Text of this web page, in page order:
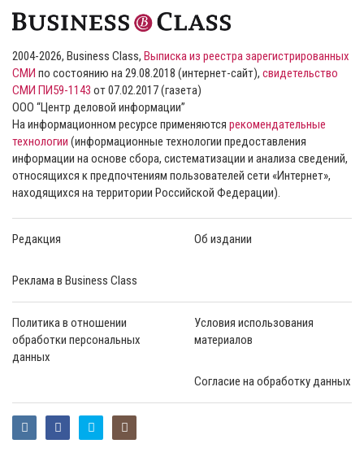
2004-2026, Business Class, Выписка из реестра зарегистрированных
СМИ по состоянию на 29.08.2018 (интернет-сайт), свидетельство
СМИ ПИ59-1143 от 07.02.2017 (газета)
ООО “Центр деловой информации”
На информационном ресурсе применяются рекомендательные
технологии (информационные технологии предоставления
информации на основе сбора, систематизации и анализа сведений,
относящихся к предпочтениям пользователей сети «Интернет»,
находящихся на территории Российской Федерации).
Редакция Об издании
Реклама в Business Class
Политика в отношении
обработки персональных
данных
Условия использования
материалов
Согласие на обработку данных